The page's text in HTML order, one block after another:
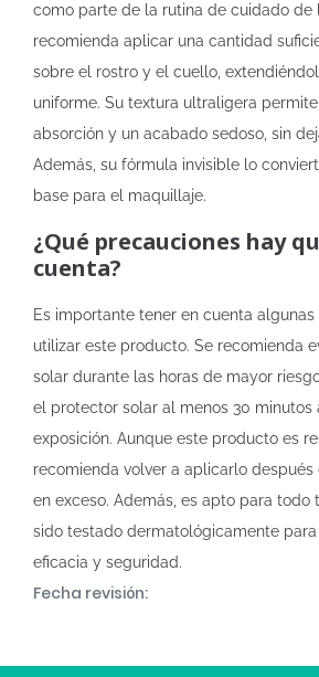
como parte de la rutina de cuidado de
recomienda aplicar una cantidad
sobre el rostro y el cuello,
uniforme. Su textura ultraligera
absorción y un acabado sedoso, sin
Además, su fórmula invisible lo
base para el maquillaje.
¿Qué precauciones hay
cuenta?
Es importante tener en cuenta algunas
utilizar este producto. Se recomienda
solar durante las horas de mayor
el protector solar al menos 30 minutos
exposición. Aunque este producto es
recomienda volver a aplicarlo después
en exceso. Además, es apto para todo
sido testado dermatológicamente
eficacia y seguridad.
Fecha revisión: